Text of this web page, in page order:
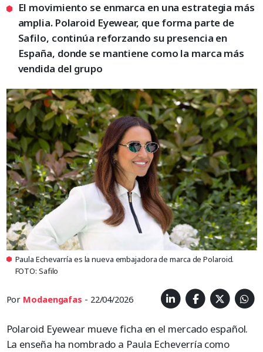
El movimiento se enmarca en una estrategia más
amplia. Polaroid Eyewear, que forma parte de
Safilo, continúa reforzando su presencia en
España, donde se mantiene como la marca más
vendida del grupo
Paula Echevarría es la nueva embajadora de marca de Polaroid.
FOTO: Safilo
Por Modaengafas - 22/04/2026
Polaroid Eyewear mueve ficha en el mercado español.
La enseña ha nombrado a Paula Echeverría como